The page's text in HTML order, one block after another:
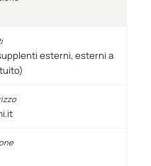
esterni, esterni a